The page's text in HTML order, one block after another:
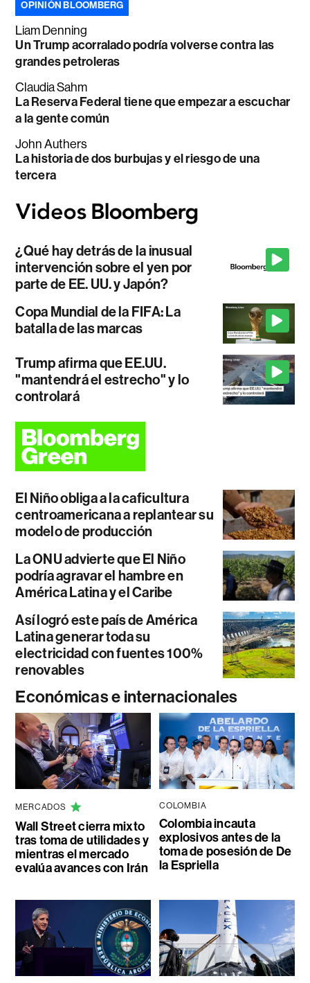
OPINIÓN BLOOMBERG
Liam Denning
Un Trump acorralado podría volverse contra las
grandes petroleras
Claudia Sahm
La Reserva Federal tiene que empezar a escuchar
a la gente común
John Authers
La historia de dos burbujas y el riesgo de una
tercera
¿Qué hay detrás de la inusual
intervención sobre el yen por
parte de EE. UU. y Japón?
Copa Mundial de la FIFA: La
batalla de las marcas
Trump afirma que EE.UU.
"mantendrá el estrecho" y lo
controlará
El Niño obliga a la caficultura
centroamericana a replantear su
modelo de producción
La ONU advierte que El Niño
podría agravar el hambre en
América Latina y el Caribe
Así logró este país de América
Latina generar toda su
electricidad con fuentes 100%
renovables
Económicas e internacionales
MERCADOS
Wall Street cierra mixto
tras toma de utilidades y
mientras el mercado
evalúa avances con Irán
COLOMBIA
Colombia incauta
explosivos antes de la
toma de posesión de De
la Espriella